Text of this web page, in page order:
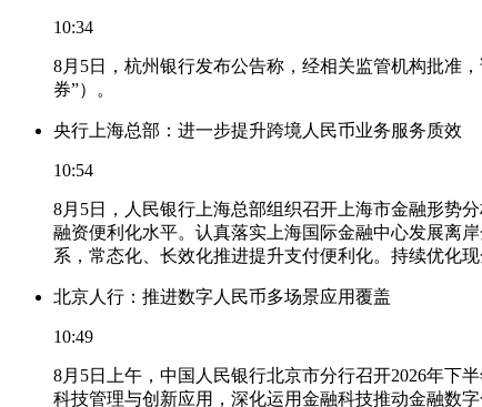
10:34
8月5日，杭州银行发布公告称，经相关监管机构批准
券”）。
央行上海总部：进一步提升跨境人民币业务服务质效
10:54
8月5日，人民银行上海总部组织召开上海市金融形势
融资便利化水平。认真落实上海国际金融中心发展离
系，常态化、长效化推进提升支付便利化。持续优化
北京人行：推进数字人民币多场景应用覆盖
10:49
8月5日上午，中国人民银行北京市分行召开2026年下
科技管理与创新应用，深化运用金融科技推动金融数